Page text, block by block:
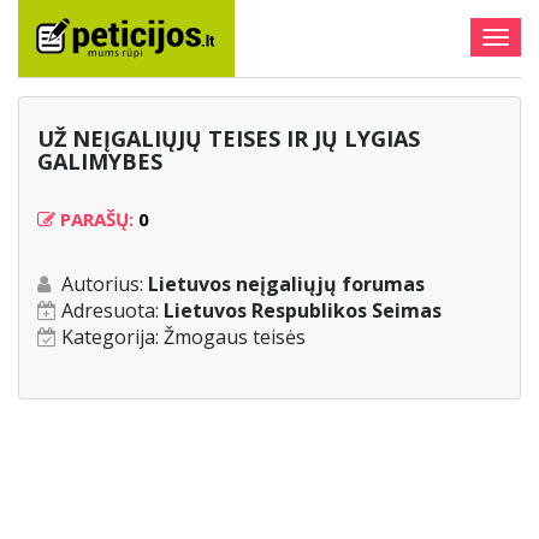
UŽ NEĮGALIŲJŲ TEISES IR JŲ LYGIAS
GALIMYBES
PARAŠŲ: 0
Autorius: Lietuvos neįgaliųjų forumas
Adresuota: Lietuvos Respublikos Seimas
Kategorija: Žmogaus teisės